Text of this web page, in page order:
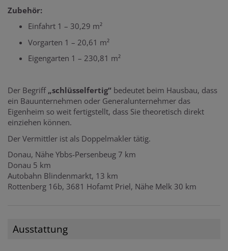
Zubehör:
Einfahrt 1 – 30,29 m²
Vorgarten 1 – 20,61 m²
Eigengarten 1 – 230,81 m²
Der Begriff „schlüsselfertig“ bedeutet beim Hausbau, dass
ein Bauunternehmen oder Generalunternehmer das
Eigenheim so weit fertigstellt, dass Sie theoretisch direkt
einziehen können.
Der Vermittler ist als Doppelmakler tätig.
Donau, Nähe Ybbs-Persenbeug 7 km
Donau 5 km
Autobahn Blindenmarkt, 13 km
Rottenberg 16b, 3681 Hofamt Priel, Nähe Melk 30 km
Ausstattung